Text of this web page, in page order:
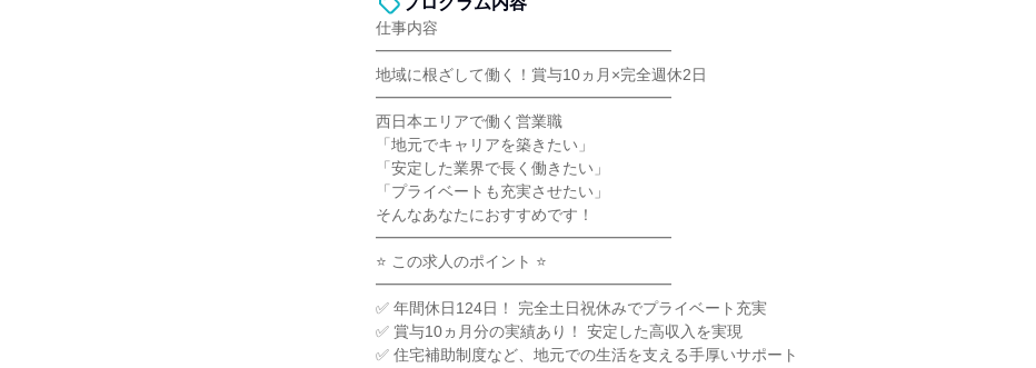
仕事内容
━━━━━━━━━━━━━━━━━━━
地域に根ざして働く！賞与10ヵ月×完全週休2日
━━━━━━━━━━━━━━━━━━━
西日本エリアで働く営業職
「地元でキャリアを築きたい」
「安定した業界で長く働きたい」
「プライベートも充実させたい」
そんなあなたにおすすめです！
━━━━━━━━━━━━━━━━━━━
⭐ この求人のポイント ⭐
━━━━━━━━━━━━━━━━━━━
✅ 年間休日124日！ 完全土日祝休みでプライベート充実
✅ 賞与10ヵ月分の実績あり！ 安定した高収入を実現
✅ 住宅補助制度など、地元での生活を支える手厚いサポート